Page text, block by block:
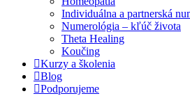
Individuálna a partnerská
Numerológia – kľúč života
Theta Healing
Koučing
Kurzy a školenia
Blog
Podporujeme